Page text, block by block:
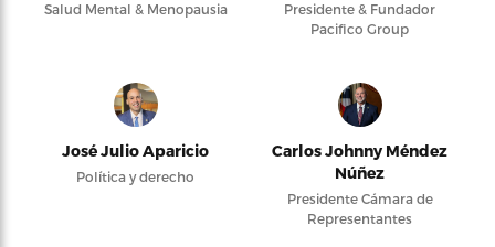
Salud Mental & Menopausia
Presidente & Fundador
Pacifico Group
José Julio Aparicio
Política y derecho
Carlos Johnny Méndez
Núñez
Presidente Cámara de
Representantes